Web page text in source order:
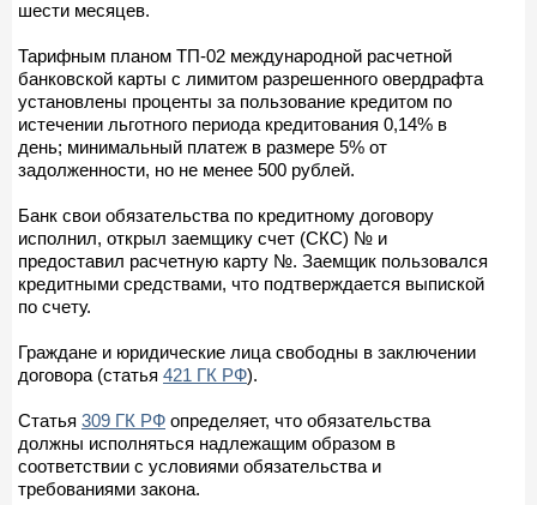
шести месяцев.
Тарифным планом ТП-02 международной расчетной
банковской карты с лимитом разрешенного овердрафта
установлены проценты за пользование кредитом по
истечении льготного периода кредитования 0,14% в
день; минимальный платеж в размере 5% от
задолженности, но не менее 500 рублей.
Банк свои обязательства по кредитному договору
исполнил, открыл заемщику счет (СКС) № и
предоставил расчетную карту №. Заемщик пользовался
кредитными средствами, что подтверждается выпиской
по счету.
Граждане и юридические лица свободны в заключении
договора (статья 421 ГК РФ).
Статья 309 ГК РФ определяет, что обязательства
должны исполняться надлежащим образом в
соответствии с условиями обязательства и
требованиями закона.